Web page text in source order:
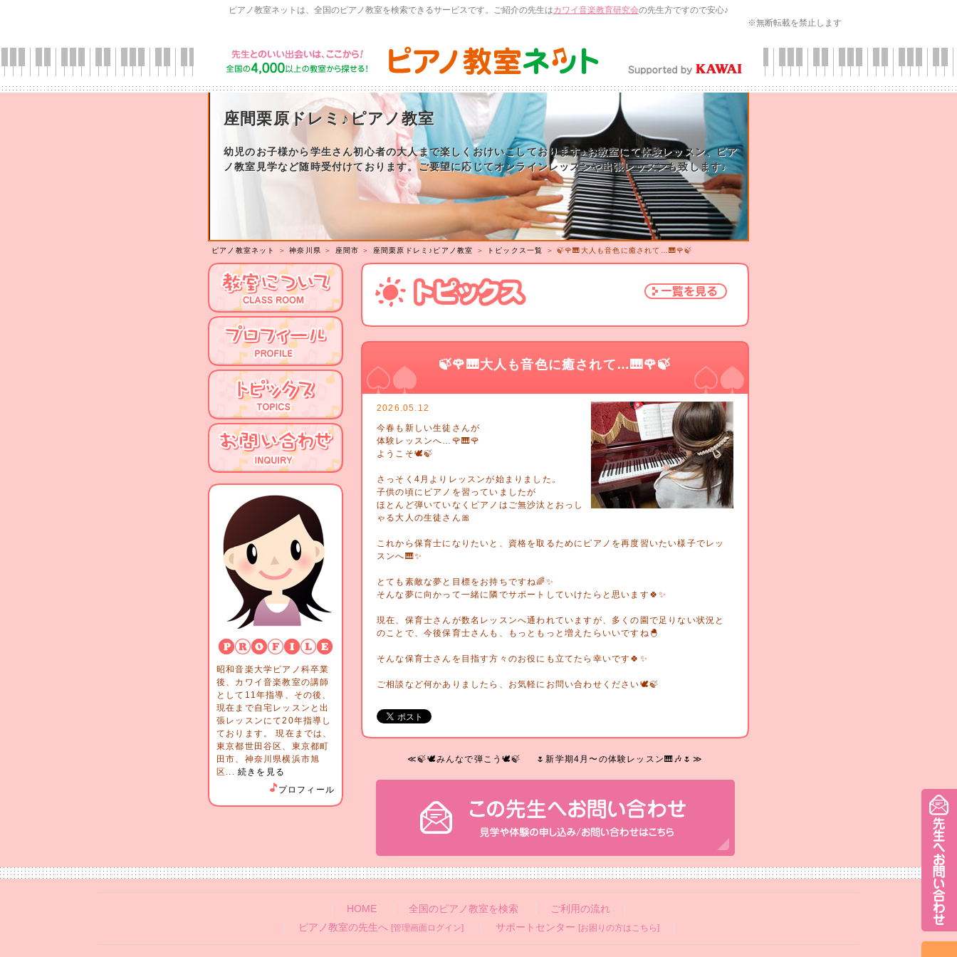
ピアノ教室ネットは、全国のピアノ教室を検索できるサービスです。ご紹介の先生はカワイ音楽教育研究会の先生方ですので安心♪
※無断転載を禁止します
座間栗原ドレミ♪ピアノ教室
幼児のお子様から学生さん初心者の大人まで楽しくおけいこしております♪お教室にて体験レッスン、ピア
ノ教室見学など随時受付けております。ご要望に応じてオンラインレッスンや出張レッスンも致します♪
ピアノ教室ネット ＞神奈川県 ＞ 座間市 ＞ 座間栗原ドレミ♪ピアノ教室 ＞ トピックス一覧 ＞ 🍃🌹🎹大人も音色に癒されて…🎹🌹🍃
昭和音楽大学ピアノ科卒業
後、カワイ音楽教室の講師
として11年指導、その後、
現在まで自宅レッスンと出
張レッスンにて20年指導し
ております。 現在までは、
東京都世田谷区、東京都町
田市、神奈川県横浜市旭
区... 続きを見る
プロフィール
🍃🌹🎹大人も音色に癒されて…🎹🌹🍃
2026.05.12
今春も新しい生徒さんが
体験レッスンへ…🌹🎹🌹
ようこそ🕊️🍃
さっそく4月よりレッスンが始まりました。
子供の頃にピアノを習っていましたが
ほとんど弾いていなくピアノはご無沙汰とおっし
ゃる大人の生徒さん🎀
これから保育士になりたいと、資格を取るためにピアノを再度習いたい様子でレッ
スンへ🎹✨️
とても素敵な夢と目標をお持ちですね🌈✨️
そんな夢に向かって一緒に隣でサポートしていけたらと思います🍀✨️
現在、保育士さんが数名レッスンへ通われていますが、多くの園で足りない状況と
のことで、今後保育士さんも、もっともっと増えたらいいですね🐣
そんな保育士さんを目指す方々のお役にも立てたら幸いです🍀✨️
ご相談など何かありましたら、お気軽にお問い合わせください🕊️🍃
≪🍃🕊️みんなで弾こう🕊️🍃 🌷新学期4月〜の体験レッスン🎹🎶🌷≫
HOME 全国のピアノ教室を検索
ご利用の流れ
ピアノ教室の先生へ [管理画面ログイン] サポートセンター [お困りの方はこちら]